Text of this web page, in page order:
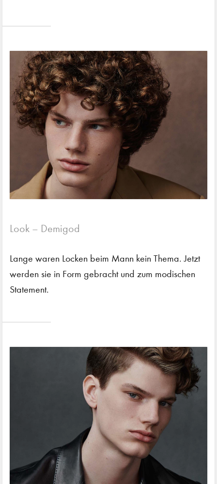
Look – Demigod
Lange waren Locken beim Mann kein Thema. Jetzt
werden sie in Form gebracht und zum modischen
Statement.